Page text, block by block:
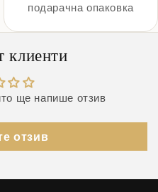
подарачна опаковка
клиенти
ще напише отзив
отзив